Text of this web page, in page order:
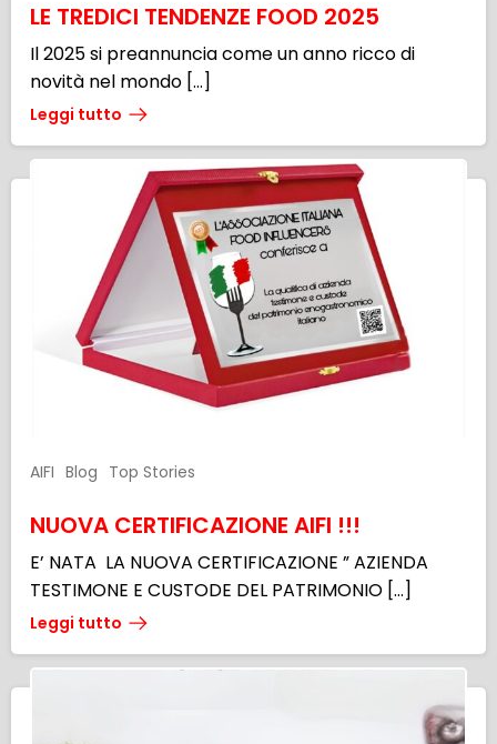
LE TREDICI TENDENZE FOOD 2025
Il 2025 si preannuncia come un anno ricco di
novità nel mondo […]
Leggi tutto
AIFI Blog Top Stories
NUOVA CERTIFICAZIONE AIFI !!!
E’ NATA LA NUOVA CERTIFICAZIONE ” AZIENDA
TESTIMONE E CUSTODE DEL PATRIMONIO […]
Leggi tutto